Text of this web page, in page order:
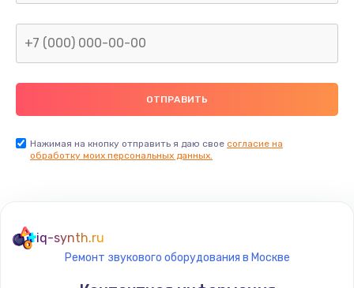
Ремонт капиллярной трубки
400 руб.
Заказать
Замена термостата
Нажимая на кнопку отправить я даю свое согласие на
обработку моих персональных данных.
iq-synth.ru
Ремонт звукового оборудования в Москве